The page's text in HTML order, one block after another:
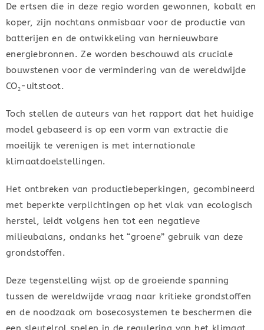
De ertsen die in deze regio worden gewonnen, kobalt en
koper, zijn nochtans onmisbaar voor de productie van
batterijen en de ontwikkeling van hernieuwbare
energiebronnen. Ze worden beschouwd als cruciale
bouwstenen voor de vermindering van de wereldwijde
CO₂-uitstoot.
Toch stellen de auteurs van het rapport dat het huidige
model gebaseerd is op een vorm van extractie die
moeilijk te verenigen is met internationale
klimaatdoelstellingen.
Het ontbreken van productiebeperkingen, gecombineerd
met beperkte verplichtingen op het vlak van ecologisch
herstel, leidt volgens hen tot een negatieve
milieubalans, ondanks het “groene” gebruik van deze
grondstoffen.
Deze tegenstelling wijst op de groeiende spanning
tussen de wereldwijde vraag naar kritieke grondstoffen
en de noodzaak om bosecosystemen te beschermen die